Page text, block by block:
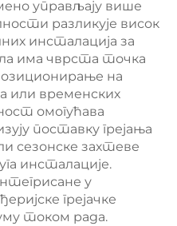
управљају више
разликује висок
инсталација за
има чврста точка
на
или временских
омогућава
поставку грејања
сезонске захтеве
инсталације.
у
грејачке
током рада.